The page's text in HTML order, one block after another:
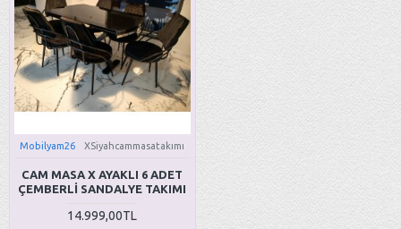
Mobilyam26 XSiyahcammasatakımı
CAM MASA X AYAKLI 6 ADET
ÇEMBERLİ SANDALYE TAKIMI
14.999,00TL